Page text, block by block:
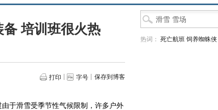
培训班很火热
打印 字号 保存到博客
于滑雪受季节性气候限制，许多户外
热词： 死亡航班 饲养蜘蛛侠